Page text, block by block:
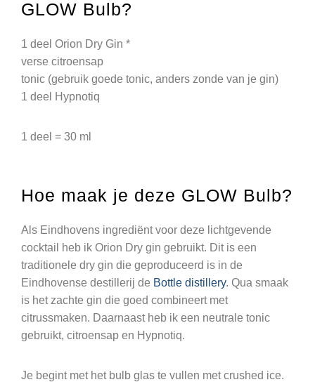
GLOW Bulb?
1 deel Orion Dry Gin *
verse citroensap
tonic (gebruik goede tonic, anders zonde van je gin)
1 deel Hypnotiq
1 deel = 30 ml
Hoe maak je deze GLOW Bulb?
Als Eindhovens ingrediënt voor deze lichtgevende
cocktail heb ik Orion Dry gin gebruikt. Dit is een
traditionele dry gin die geproduceerd is in de
Eindhovense destillerij de Bottle distillery. Qua smaak
is het zachte gin die goed combineert met
citrussmaken. Daarnaast heb ik een neutrale tonic
gebruikt, citroensap en Hypnotiq.
Je begint met het bulb glas te vullen met crushed ice.